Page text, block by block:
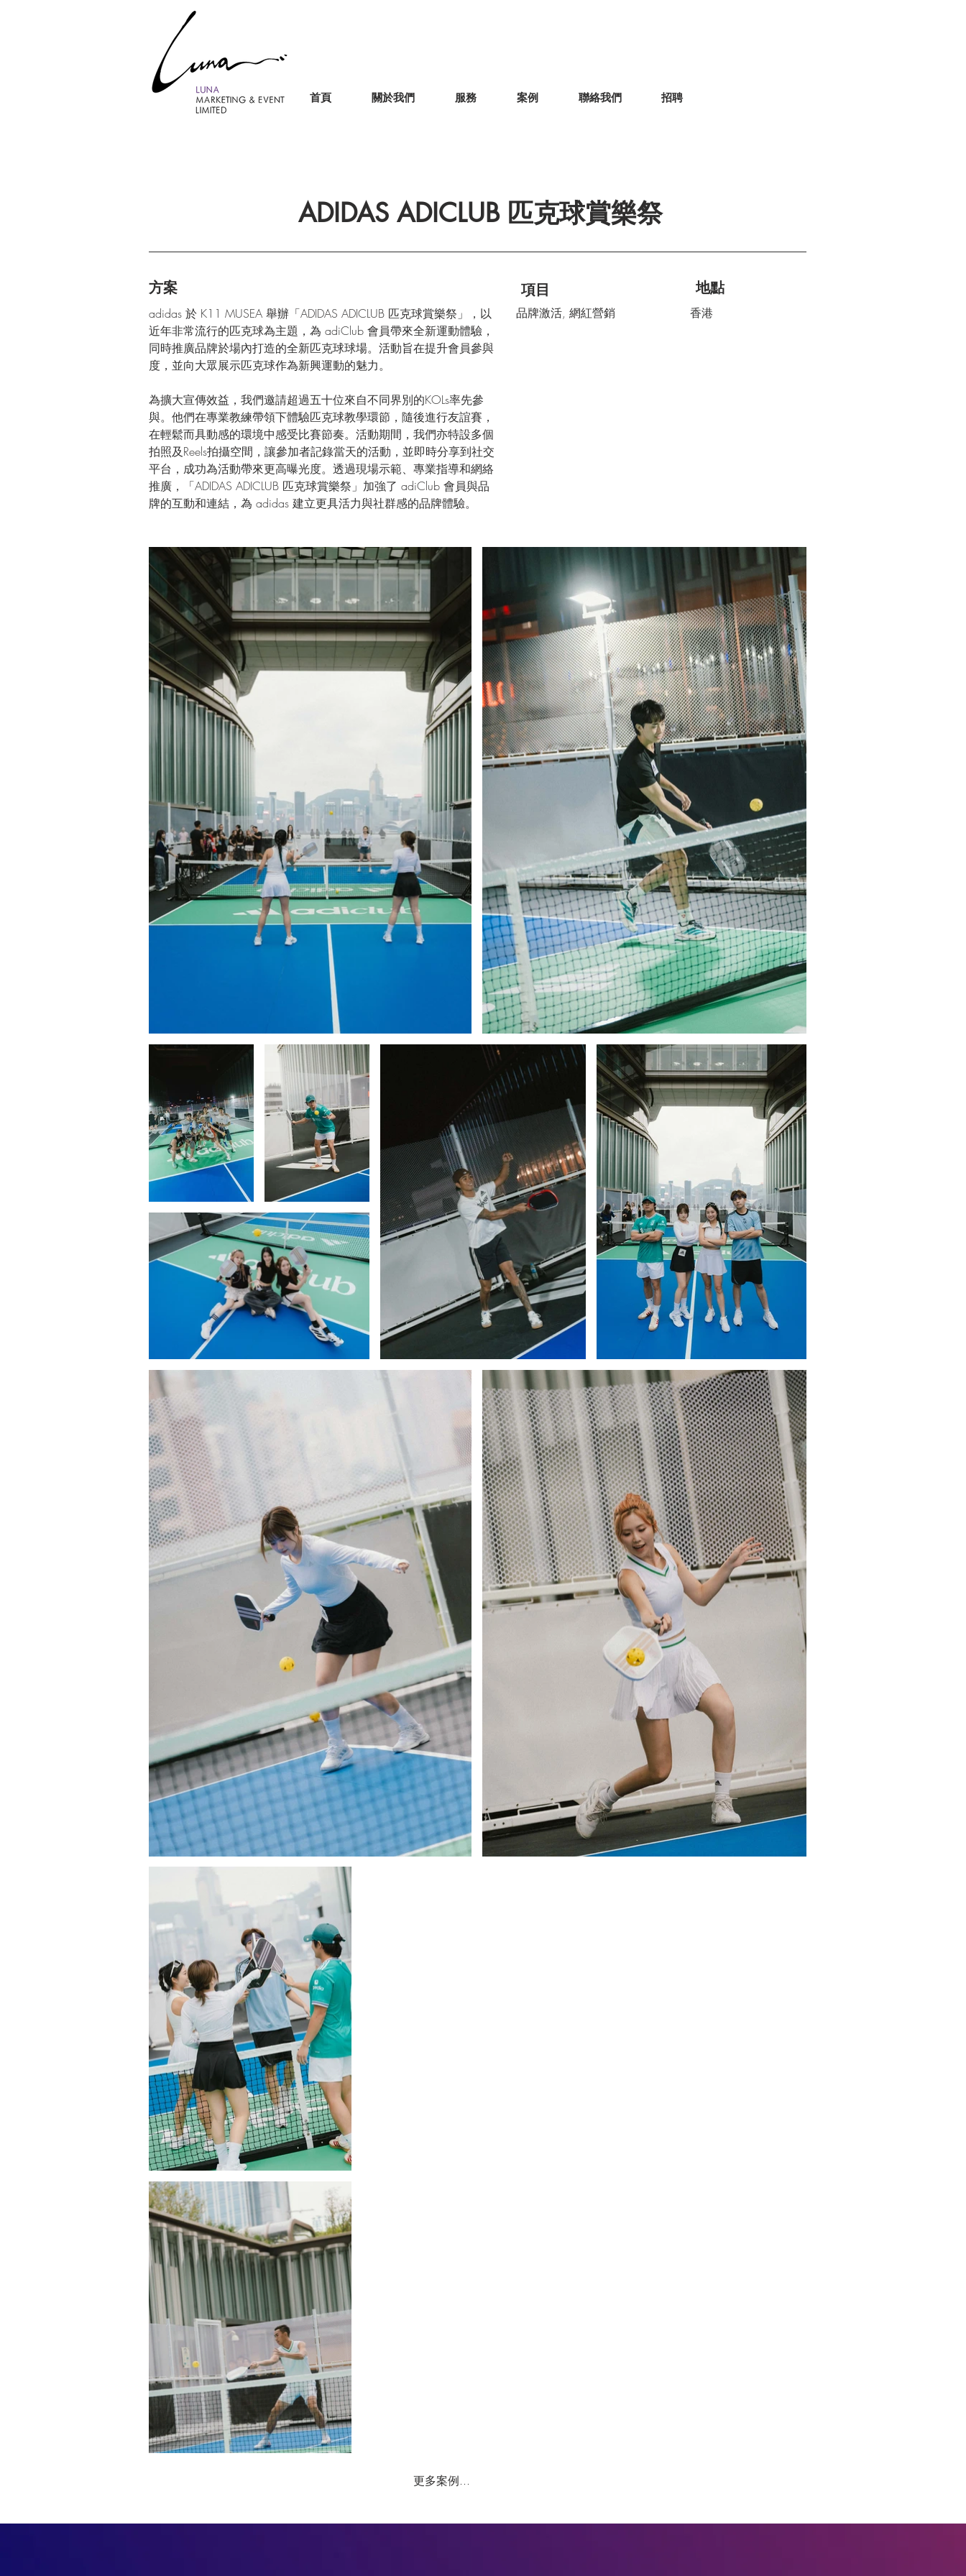
首頁 關於我們 服務 案例 聯絡我們 招聘
ADIDAS ADICLUB 匹克球賞樂祭
方案
adidas 於 K11 MUSEA 舉辦「ADIDAS ADICLUB 匹克球賞樂祭」，以
近年非常流行的匹克球為主題，為 adiClub 會員帶來全新運動體驗，
同時推廣品牌於場內打造的全新匹克球球場。活動旨在提升會員參與
度，並向大眾展示匹克球作為新興運動的魅力。
為擴大宣傳效益，我們邀請超過五十位來自不同界別的KOLs率先參
與。他們在專業教練帶領下體驗匹克球教學環節，隨後進行友誼賽，
在輕鬆而具動感的環境中感受比賽節奏。活動期間，我們亦特設多個
拍照及Reels拍攝空間，讓參加者記錄當天的活動，並即時分享到社交
平台，成功為活動帶來更高曝光度。透過現場示範、專業指導和網絡
推廣，「ADIDAS ADICLUB 匹克球賞樂祭」加強了 adiClub 會員與品
牌的互動和連結，為 adidas 建立更具活力與社群感的品牌體驗。
項目
品牌激活, 網紅營銷
地點
香港
更多案例...